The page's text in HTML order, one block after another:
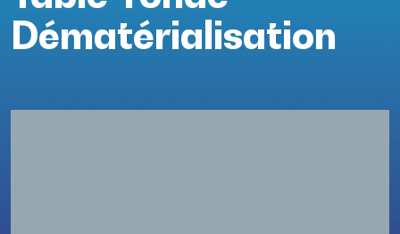
Dématérialisation